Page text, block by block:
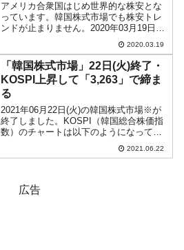
アメリカ合衆国はじめ世界的な株安とな
っています。韓国株式市場でも株安トレ
ンドが止まりません。2020年03月19日
(木)の市場が開きましたが、KOSPI（韓
国総合株価指数）は以下のとおり10：01
現在下げております（チャートは
『Invest...
2020.03.19
「韓国株式市場」22日(火)終了・
KOSPI上昇して「3,263」で締ま
る
2021年06月22日(火)の韓国株式市場※が
終了しました。KOSPI（韓国総合株価指
数）のチャートは以下のようになってい
ます（チャートは『Investing.com』より
引用：以下同）。上昇して締まりまし
2021.06.22
広告